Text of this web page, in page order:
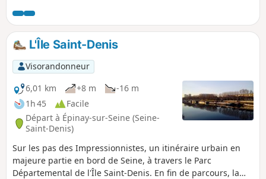
L'Île Saint-Denis
Visorandonneur
6,01 km
+8 m
-16 m
1h 45
Facile
Départ à Épinay-sur-Seine (Seine-
Saint-Denis)
Sur les pas des Impressionnistes, un itinéraire urbain en
majeure partie en bord de Seine, à travers le Parc
Départemental de l'Île Saint-Denis. En fin de parcours, la